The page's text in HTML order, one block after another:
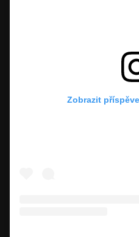
Zobrazit